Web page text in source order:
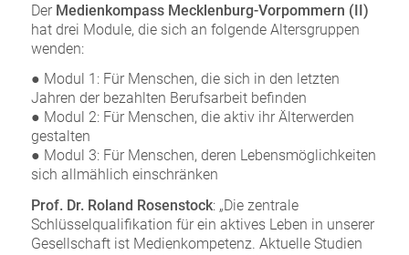
Der Medienkompass Mecklenburg-Vorpommern (II)
hat drei Module, die sich an folgende Altersgruppen
wenden:
● Modul 1: Für Menschen, die sich in den letzten
Jahren der bezahlten Berufsarbeit befinden
● Modul 2: Für Menschen, die aktiv ihr Älterwerden
gestalten
● Modul 3: Für Menschen, deren Lebensmöglichkeiten
sich allmählich einschränken
Prof. Dr. Roland Rosenstock: „Die zentrale
Schlüsselqualifikation für ein aktives Leben in unserer
Gesellschaft ist Medienkompetenz. Aktuelle Studien